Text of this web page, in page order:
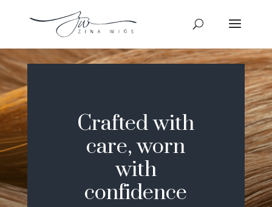
Crafted with
care, worn
with
confidence